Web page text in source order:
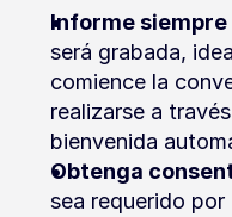
Informe
será grabada,
comience la
realizarse a
bienvenida
Obtenga
sea requerido